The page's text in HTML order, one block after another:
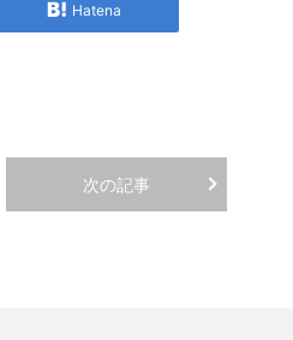
Hatena
次の記事